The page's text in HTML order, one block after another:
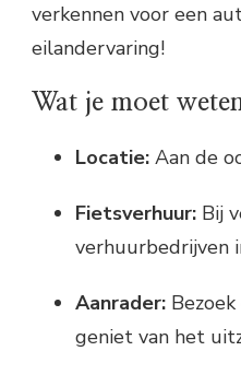
verkennen voor een
eilandervaring!
Wat je moet
Locatie: Aan de
Fietsverhuur: Bij
verhuurbedrijven
Aanrader:
geniet van het